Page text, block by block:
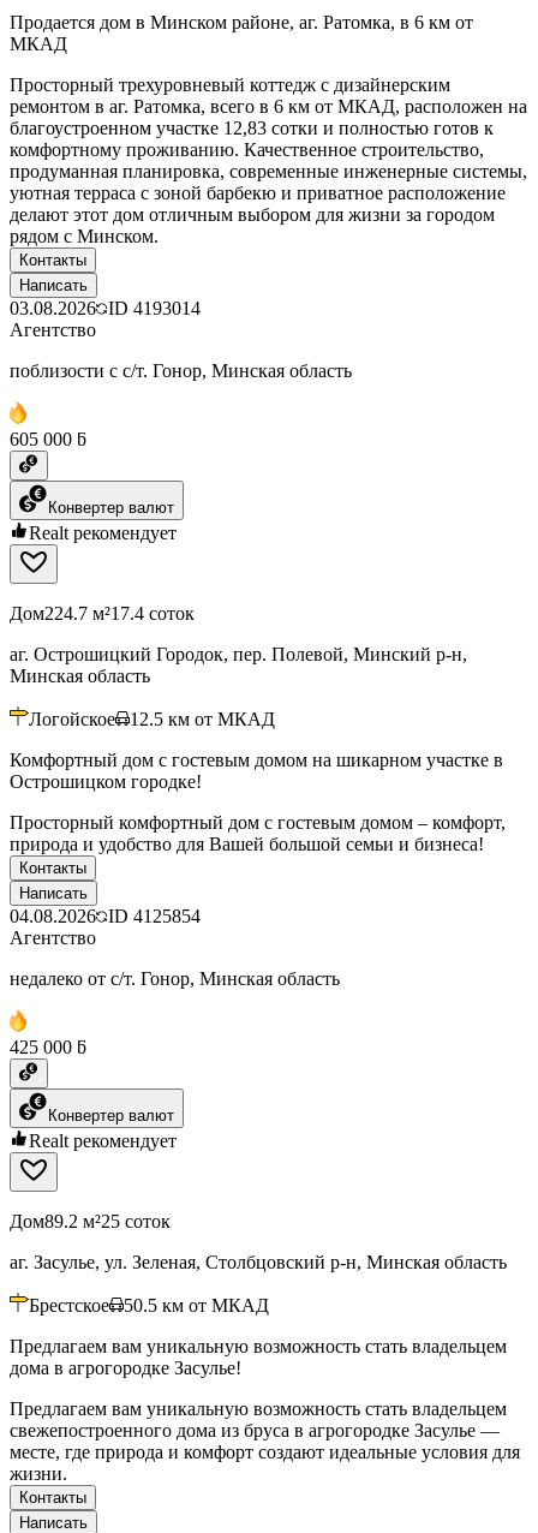
Продается дом в Минском районе, аг. Ратомка, в 6 км от
МКАД
Просторный трехуровневый коттедж с дизайнерским
ремонтом в аг. Ратомка, всего в 6 км от МКАД, расположен на
благоустроенном участке 12,83 сотки и полностью готов к
комфортному проживанию. Качественное строительство,
продуманная планировка, современные инженерные системы,
уютная терраса с зоной барбекю и приватное расположение
делают этот дом отличным выбором для жизни за городом
рядом с Минском.
Контакты
Написать
03.08.2026 ID 4193014
Агентство
поблизости с с/т. Гонор, Минская область
605 000 ƃ
Конвертер валют
Realt рекомендует
Дом224.7 м²17.4 соток
аг. Острошицкий Городок, пер. Полевой, Минский р-н,
Минская область
Логойское 12.5 км от МКАД
Комфортный дом с гостевым домом на шикарном участке в
Острошицком городке!
Просторный комфортный дом с гостевым домом – комфорт,
природа и удобство для Вашей большой семьи и бизнеса!
Контакты
Написать
04.08.2026 ID 4125854
Агентство
недалеко от с/т. Гонор, Минская область
425 000 ƃ
Конвертер валют
Realt рекомендует
Дом89.2 м²25 соток
аг. Засулье, ул. Зеленая, Столбцовский р-н, Минская область
Брестское 50.5 км от МКАД
Предлагаем вам уникальную возможность стать владельцем
дома в агрогородке Засулье!
Предлагаем вам уникальную возможность стать владельцем
свежепостроенного дома из бруса в агрогородке Засулье —
месте, где природа и комфорт создают идеальные условия для
жизни.
Контакты
Написать